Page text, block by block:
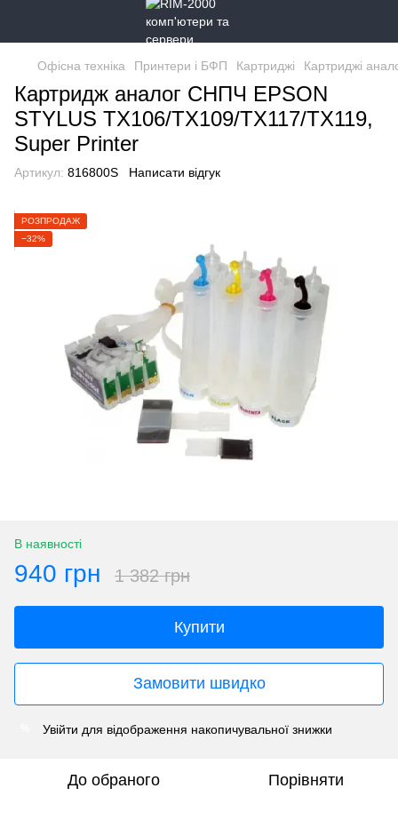
Офісна техніка Принтери і БФП Картриджі Картриджі
Картридж аналог СНПЧ EPSON
STYLUS TX106/TX109/TX117/TX119,
Super Printer
Артикул: 816800S Написати відгук
РОЗПРОДАЖ
−32%
В наявності
940 грн 1 382 грн
Купити
Замовити швидко
Увійти для відображення накопичувальної знижки
До обраного Порівняти